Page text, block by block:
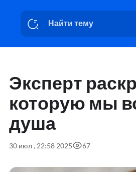
Эксперт
которую мы
душа
30 июл , 22:58 2025 67